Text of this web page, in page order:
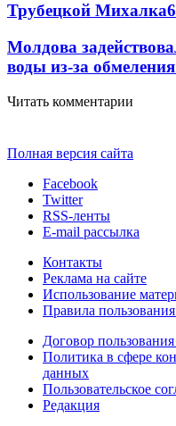
Трубецкой Михалка
Молдова
воды из-за
Читать комментарии
Полная версия сайта
Facebook
Twitter
RSS-ленты
E-mail рассылка
Контакты
Реклама на сайте
Использование
Правила
Договор
Политика в сфере
данных
Пользовательское
Редакция